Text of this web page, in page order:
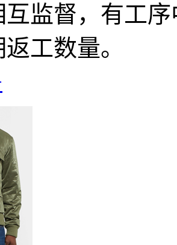
互监督，有工
工数量。